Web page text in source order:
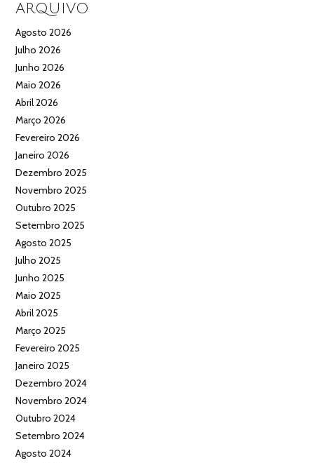
ARQUIVO
Agosto 2026
Julho 2026
Junho 2026
Maio 2026
Abril 2026
Março 2026
Fevereiro 2026
Janeiro 2026
Dezembro 2025
Novembro 2025
Outubro 2025
Setembro 2025
Agosto 2025
Julho 2025
Junho 2025
Maio 2025
Abril 2025
Março 2025
Fevereiro 2025
Janeiro 2025
Dezembro 2024
Novembro 2024
Outubro 2024
Setembro 2024
Agosto 2024